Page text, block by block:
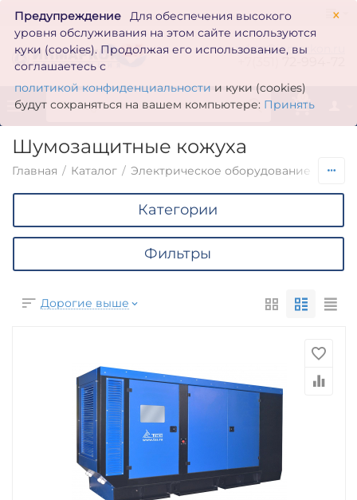
×
Предупреждение
Для обеспечения высокого
уровня обслуживания на этом сайте используются
куки (cookies). Продолжая его использование, вы
соглашаетесь с
политикой конфиденциальности и куки (cookies)
будут сохраняться на вашем компьютере: Принять
zakaz@inmarkon.ru
0
Шумозащитные кожуха
Главная / Каталог / Электрическое оборудование
Категории
Фильтры
Дорогие выше